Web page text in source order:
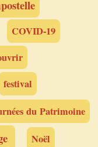
COVID-19
festival
du Patrimoine
Noël